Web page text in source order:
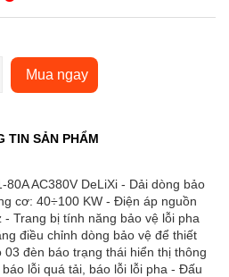
Mua ngay
TIN SẢN PHẨM
AC380V DeLiXi - Dải dòng bảo
cơ: 40÷100 KW - Điện áp nguồn
- Trang bị tính năng bảo vệ lỗi pha
điều chỉnh dòng bảo vệ để thiết
đèn báo trạng thái hiển thị thông
lỗi quá tải, báo lỗi lỗi pha - Đấu